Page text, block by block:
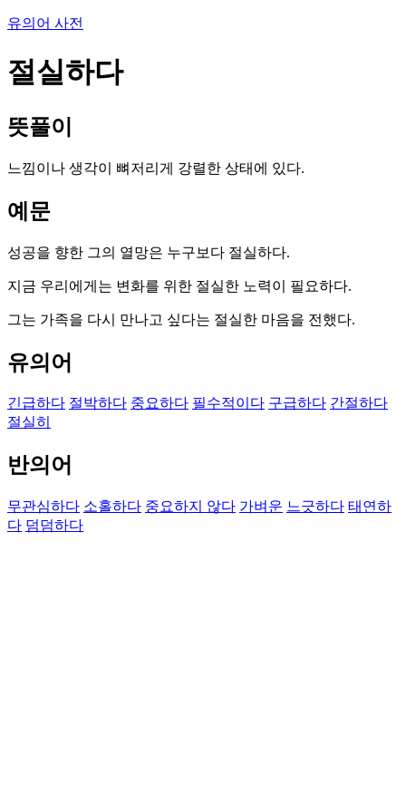
유의어 사전
절실하다
뜻풀이
느낌이나 생각이 뼈저리게 강렬한 상태에 있다.
예문
성공을 향한 그의 열망은 누구보다 절실하다.
지금 우리에게는 변화를 위한 절실한 노력이 필요하다.
그는 가족을 다시 만나고 싶다는 절실한 마음을 전했다.
유의어
긴급하다 절박하다 중요하다 필수적이다 구급하다 간절하다
절실히
반의어
무관심하다 소홀하다 중요하지 않다 가벼운 느긋하다 태연하
다 덤덤하다